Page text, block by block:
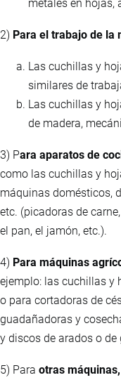
metales en hojas,
2) Para el trabajo de la
Las cuchillas y
similares de
Las cuchillas y
de madera,
3) Para aparatos de
como las cuchillas y
máquinas domésticos,
etc. (picadoras de
el pan, el jamón, etc.).
4) Para máquinas
ejemplo: las cuchillas y
o para cortadoras de
guadañadoras y
y discos de arados o de
5) Para otras máquinas,